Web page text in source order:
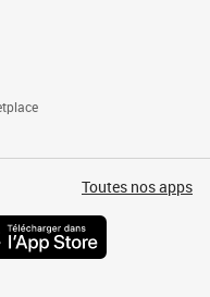
Toutes nos apps